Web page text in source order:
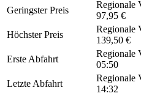
Geringster Preis
Regionale
97,95 €
Höchster Preis
Regionale
139,50 €
Erste Abfahrt
Regionale
05:50
Letzte Abfahrt
Regionale
14:32